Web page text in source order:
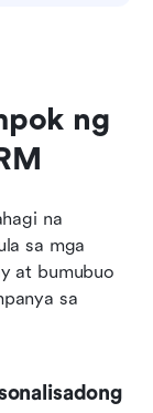
ng
na
sa mga
at bumubuo
sa